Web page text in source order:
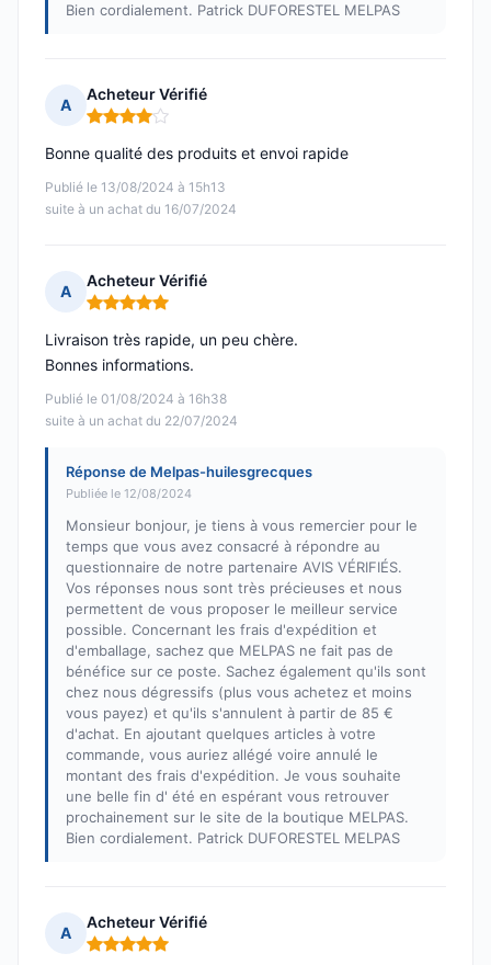
Bien cordialement. Patrick DUFORESTEL MELPAS
A
Acheteur Vérifié
Note : 4 sur 5
Publié le 13/08/2024 à 15h13
suite à un achat du 16/07/2024
Bonne qualité des produits et envoi rapide
A
Acheteur Vérifié
Note : 5 sur 5
Publié le 01/08/2024 à 16h38
suite à un achat du 22/07/2024
Livraison très rapide, un peu chère.
Bonnes informations.
Réponse de Melpas-huilesgrecques
Publiée le 12/08/2024
Monsieur bonjour, je tiens à vous remercier pour le
temps que vous avez consacré à répondre au
questionnaire de notre partenaire AVIS VÉRIFIÉS.
Vos réponses nous sont très précieuses et nous
permettent de vous proposer le meilleur service
possible. Concernant les frais d'expédition et
d'emballage, sachez que MELPAS ne fait pas de
bénéfice sur ce poste. Sachez également qu'ils sont
chez nous dégressifs (plus vous achetez et moins
vous payez) et qu'ils s'annulent à partir de 85 €
d'achat. En ajoutant quelques articles à votre
commande, vous auriez allégé voire annulé le
montant des frais d'expédition. Je vous souhaite
une belle fin d' été en espérant vous retrouver
prochainement sur le site de la boutique MELPAS.
Bien cordialement. Patrick DUFORESTEL MELPAS
A
Acheteur Vérifié
Note : 5 sur 5